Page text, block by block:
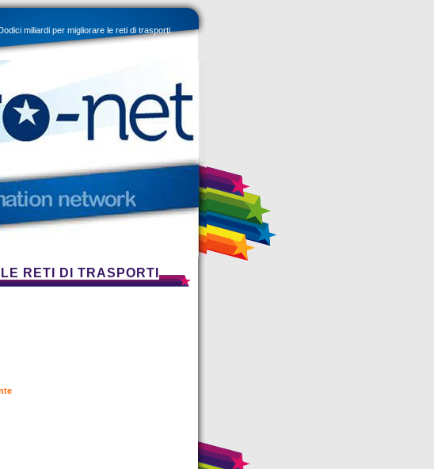
miliardi per migliorare le reti di trasporti
RETI DI TRASPORTI